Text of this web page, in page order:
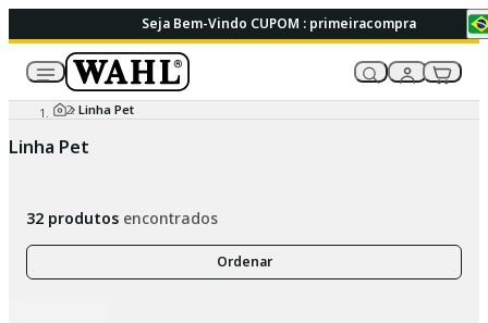
Seja Bem-Vindo CUPOM : primeiracompra
Linha Pet
Linha Pet
32 produtos encontrados
Ordenar